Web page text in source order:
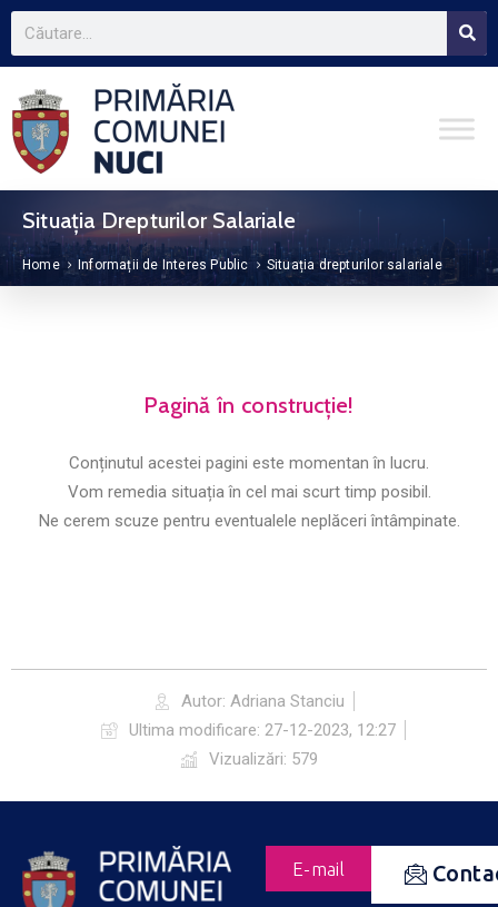
Situația Drepturilor Salariale
Home Informații de Interes Public Situația drepturilor salariale
Pagină în construcție!
Conținutul acestei pagini este momentan în lucru.
Vom remedia situația în cel mai scurt timp posibil.
Ne cerem scuze pentru eventualele neplăceri întâmpinate.
Autor: Adriana Stanciu
Ultima modificare: 27-12-2023, 12:27
Vizualizări: 579
E-mail